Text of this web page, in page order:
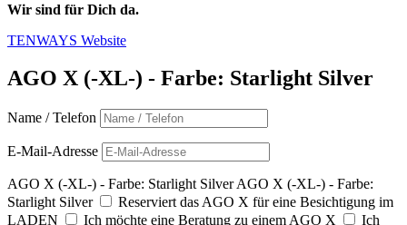
Wir sind für Dich da.
TENWAYS Website
AGO X (-XL-) - Farbe: Starlight Silver
Name / Telefon
E-Mail-Adresse
AGO X (-XL-) - Farbe: Starlight Silver AGO X (-XL-) - Farbe:
Starlight Silver
Reserviert das AGO X für eine Besichtigung im
LADEN
Ich möchte eine Beratung zu einem AGO X Ich